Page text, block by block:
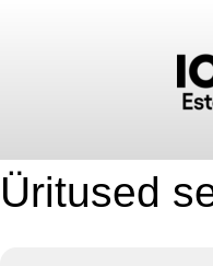
Üritused